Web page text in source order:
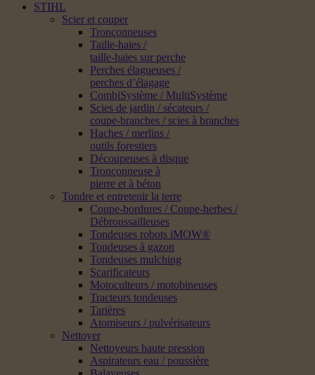
STIHL
Scier et couper
Tronçonneuses
Taille-haies /
taille-haies sur perche
Perches élagueuses /
perches d’élagage
CombiSystème / MultiSystème
Scies de jardin / sécateurs /
coupe-branches / scies à branches
Haches / merlins /
outils forestiers
Découpeuses à disque
Tronçonneuse à
pierre et à béton
Tondre et entretenir la terre
Coupe-bordures / Coupe-herbes /
Débroussailleuses
Tondeuses robots iMOW®
Tondeuses à gazon
Tondeuses mulching
Scarificateurs
Motoculteurs / motobineuses
Tracteurs tondeuses
Tarières
Atomiseurs / pulvérisateurs
Nettoyer
Nettoyeurs haute pression
Aspirateurs eau / poussière